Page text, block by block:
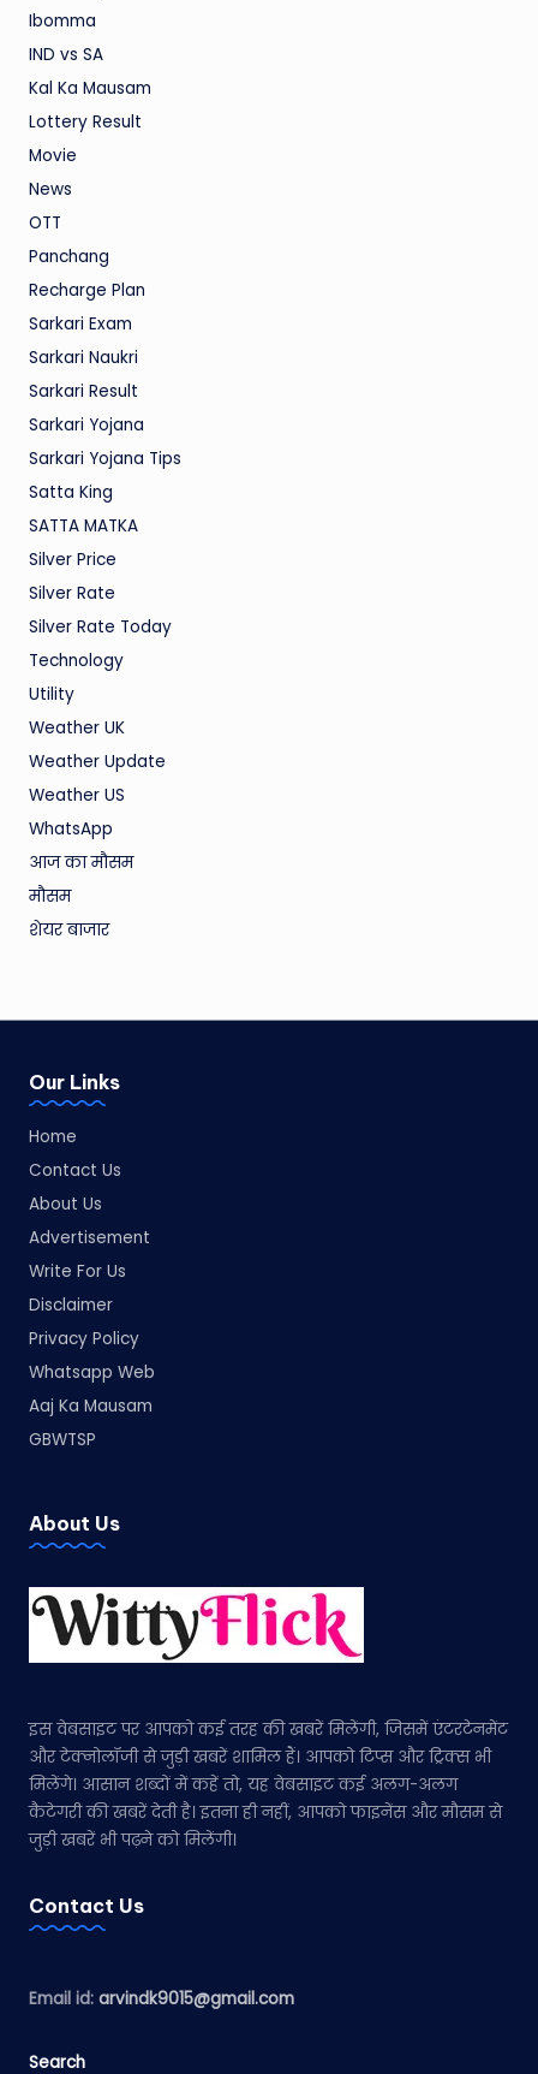
Ibomma
IND vs SA
Kal Ka Mausam
Lottery Result
Movie
News
OTT
Panchang
Recharge Plan
Sarkari Exam
Sarkari Naukri
Sarkari Result
Sarkari Yojana
Sarkari Yojana Tips
Satta King
SATTA MATKA
Silver Price
Silver Rate
Silver Rate Today
Technology
Utility
Weather UK
Weather Update
Weather US
WhatsApp
आज का मौसम
मौसम
शेयर बाजार
Our Links
Home
Contact Us
About Us
Advertisement
Write For Us
Disclaimer
Privacy Policy
Whatsapp Web
Aaj Ka Mausam
GBWTSP
About Us
इस वेबसाइट पर आपको कई तरह की खबरें मिलेंगी, जिसमें एंटरटेनमेंट
और टेक्नोलॉजी से जुड़ी खबरें शामिल हैं। आपको टिप्स और ट्रिक्स भी
मिलेंगे। आसान शब्दों में कहें तो, यह वेबसाइट कई अलग-अलग
कैटेगरी की खबरें देती है। इतना ही नहीं, आपको फाइनेंस और मौसम से
जुड़ी खबरें भी पढ़ने को मिलेंगी।
Contact Us
Email id: arvindk9015@gmail.com
Search